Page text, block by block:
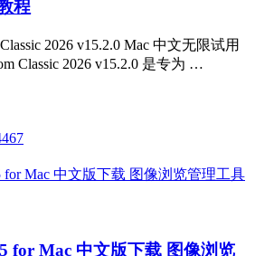
程
2026 v15.2.0 Mac 中文无限试用
Classic 2026 v15.2.0 是专为 …
for Mac 中文版下载 图像浏览